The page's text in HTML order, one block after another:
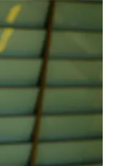
1/4/2025.
Giảng Võ,